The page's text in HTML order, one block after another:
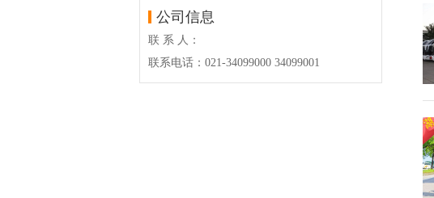
公司信息
联 系 人：
联系电话：021-34099000 34099001